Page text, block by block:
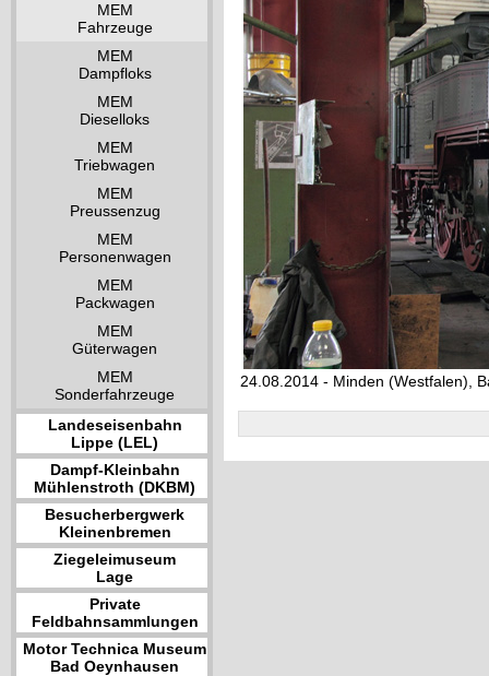
MEM
Fahrzeuge
MEM
Dampfloks
MEM
Dieselloks
MEM
Triebwagen
MEM
Preussenzug
MEM
Personenwagen
MEM
Packwagen
MEM
Güterwagen
MEM
Sonderfahrzeuge
Landeseisenbahn
Lippe (LEL)
Dampf-Kleinbahn
Mühlenstroth (DKBM)
Besucherbergwerk
Kleinenbremen
Ziegeleimuseum
Lage
Private
Feldbahnsammlungen
Motor Technica Museum
Bad Oeynhausen
24.08.2014 - Minden (Westfalen),